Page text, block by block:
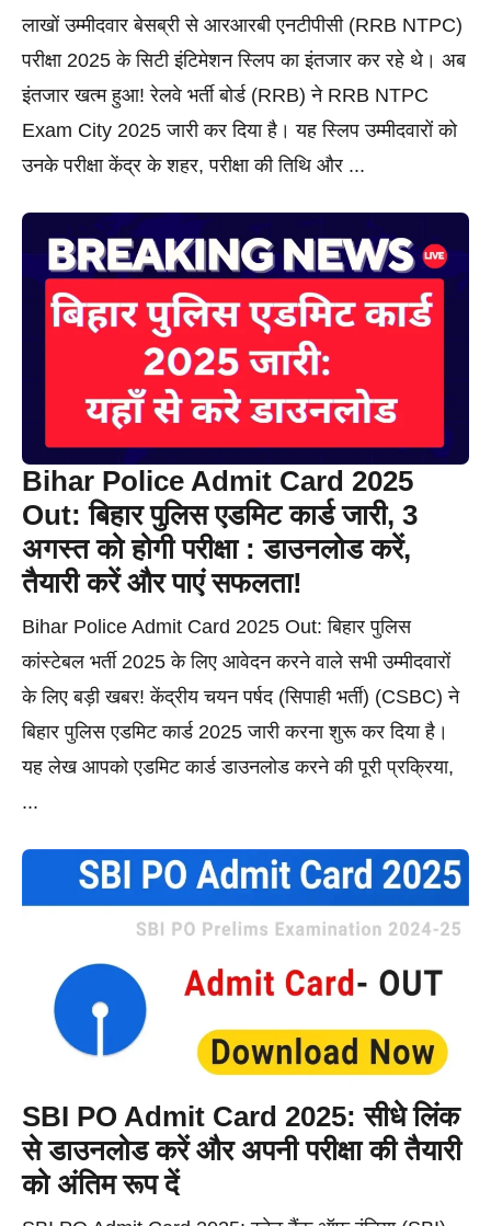
लाखों उम्मीदवार बेसब्री से आरआरबी एनटीपीसी (RRB NTPC)
परीक्षा 2025 के सिटी इंटिमेशन स्लिप का इंतजार कर रहे थे। अब
इंतजार खत्म हुआ! रेलवे भर्ती बोर्ड (RRB) ने RRB NTPC
Exam City 2025 जारी कर दिया है। यह स्लिप उम्मीदवारों को
उनके परीक्षा केंद्र के शहर, परीक्षा की तिथि और ...
Bihar Police Admit Card 2025
Out: बिहार पुलिस एडमिट कार्ड जारी, 3
अगस्त को होगी परीक्षा : डाउनलोड करें,
तैयारी करें और पाएं सफलता!
Bihar Police Admit Card 2025 Out: बिहार पुलिस
कांस्टेबल भर्ती 2025 के लिए आवेदन करने वाले सभी उम्मीदवारों
के लिए बड़ी खबर! केंद्रीय चयन पर्षद (सिपाही भर्ती) (CSBC) ने
बिहार पुलिस एडमिट कार्ड 2025 जारी करना शुरू कर दिया है।
यह लेख आपको एडमिट कार्ड डाउनलोड करने की पूरी प्रक्रिया,
...
SBI PO Admit Card 2025: सीधे लिंक
से डाउनलोड करें और अपनी परीक्षा की तैयारी
को अंतिम रूप दें